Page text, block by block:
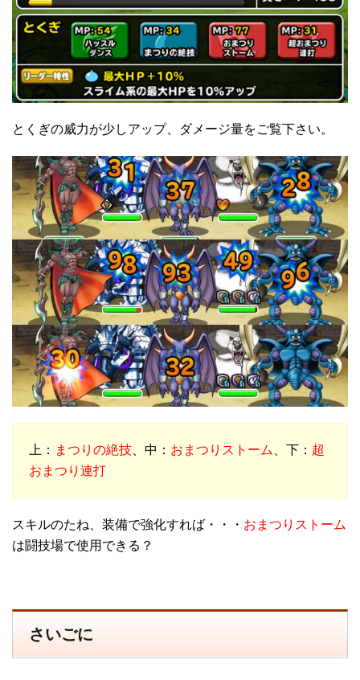
とくぎの威力が少しアップ、ダメージ量をご覧下さい。
上： まつりの絶技 、中： おまつりストーム 、下： 超
おまつり連打
スキルのたね、装備で強化すれば・・・ おまつりストーム
は闘技場で使用できる？
さいごに